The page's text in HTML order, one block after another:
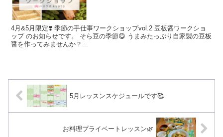
4月&5月限定❣️ 季節の手仕事ワークショップvol.2 豆板醤ワークショ
ップ のお知らせです。 そら豆の季節😋 うまみたっぷり自家製の豆板
醤を作ってみませんか？...
5月レッスンスケジュールです🥰
お料理プライベートレッスン🌿